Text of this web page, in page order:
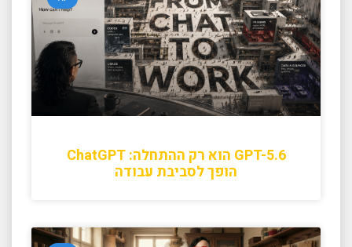
GPT-5.6 הוא רק ההתחלה: ChatGPT
הופך לסביבת עבודה